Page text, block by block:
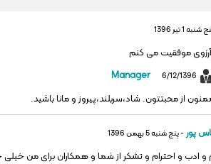
1 تیر 1396
آرزوى موفقيت مى کنم
Manager6/12/1396
از محبتتون. شاد،سربلند،پیروز و مانا باشید.
پور- پنج شنبه 5 بهمن 1396
و ادب و احترام و تشکر از شما و همکاران برای من خیلی